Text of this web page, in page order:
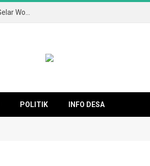
POLITIK INFO DESA